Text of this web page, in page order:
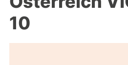
10